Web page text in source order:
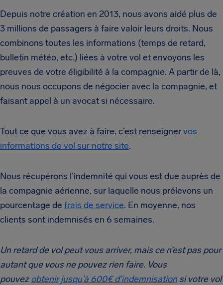
Depuis notre création en 2013, nous avons aidé plus de
3 millions de passagers à faire valoir leurs droits. Nous
combinons toutes les informations (temps de retard,
bulletin météo, etc.) liées à votre vol et envoyons les
preuves de votre éligibilité à la compagnie. A partir de là,
nous nous occupons de négocier avec la compagnie, et
faisant appel à un avocat si nécessaire.
Tout ce que vous avez à faire, c’est renseignervos
informations de vol sur notre site.
Nous récupérons l’indemnité qui vous est due auprès de
la compagnie aérienne, sur laquelle nous prélevons un
pourcentage de frais de service. En moyenne, nos
clients sont indemnisés en 6 semaines.
Un retard de vol peut vous arriver, mais ce n’est pas pour
autant que vous ne pouvez rien faire. Vous
pouvezobtenir jusqu’à 600€ d’indemnisation si votre vol